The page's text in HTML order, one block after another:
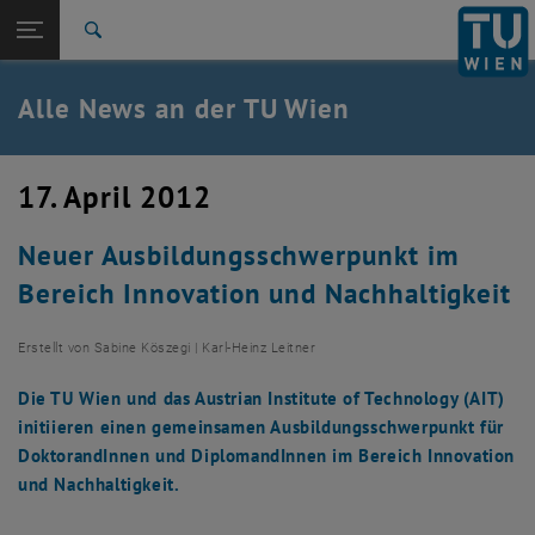
TU Login
Quicklinks
Quicklinks-Menü umschalten
Studium
Karriere
Zurück: Subseiten von TU Wien Startseite auflisten
Zurück zur letzten Ebene:
TU Wien Startseite
Übersicht
Alle News an der TU Wien
17. April 2012
Neuer Ausbildungsschwerpunkt im
Bereich Innovation und Nachhaltigkeit
Erstellt von Sabine Köszegi | Karl-Heinz Leitner
Die TU Wien und das Austrian Institute of Technology (AIT)
initiieren einen gemeinsamen Ausbildungsschwerpunkt für
DoktorandInnen und DiplomandInnen im Bereich Innovation
und Nachhaltigkeit.